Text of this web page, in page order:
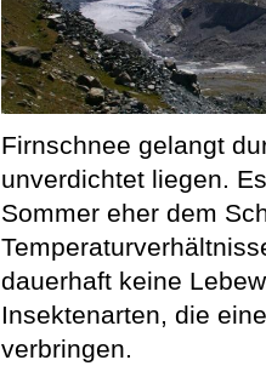
Firnschnee gelangt
unverdichtet liegen.
Sommer eher dem
dauerhaft keine
Insektenarten, die
verbringen.